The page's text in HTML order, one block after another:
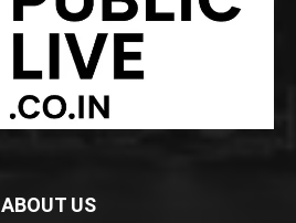
ABOUT US